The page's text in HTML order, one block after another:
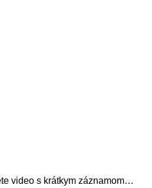
video s krátkym záznamom…